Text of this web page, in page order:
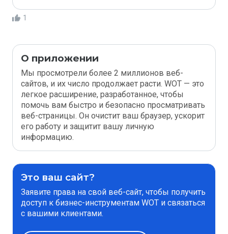
1
О приложении
Мы просмотрели более 2 миллионов веб-
сайтов, и их число продолжает расти. WOT — это
легкое расширение, разработанное, чтобы
помочь вам быстро и безопасно просматривать
веб-страницы. Он очистит ваш браузер, ускорит
его работу и защитит вашу личную
информацию.
Это ваш сайт?
Заявите права на свой веб-сайт, чтобы получить
доступ к бизнес-инструментам WOT и связаться
с вашими клиентами.